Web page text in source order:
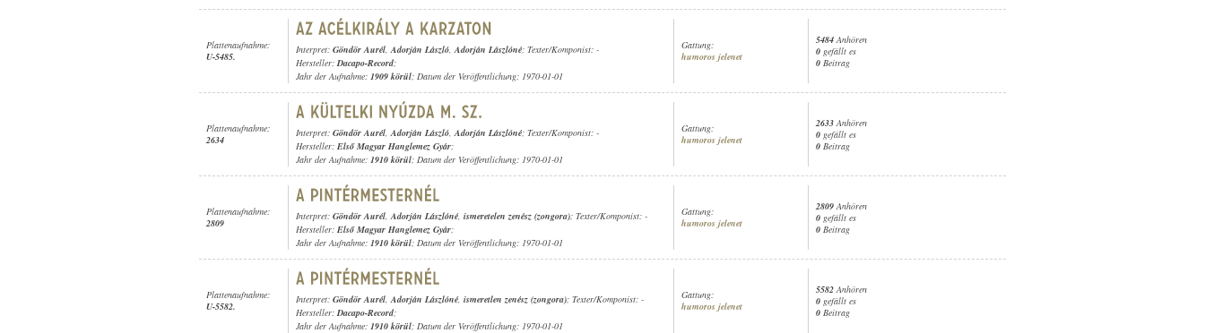
Plattenaufnahme:
U-5485.
Interpret: Göndör Aurél,Adorján László,Adorján Lászlóné; Texter/Komponist: -
Hersteller:Dacapo-Record;
Jahr der Aufnahme: 1909 körül; Datum der Veröffentlichung: 1970-01-01
Gattung:
humoros jelenet
5484 Anhören
0 gefällt es
0 Beitrag
Plattenaufnahme:
2634
Interpret: Göndör Aurél,Adorján László,Adorján Lászlóné; Texter/Komponist: -
Hersteller: Első Magyar Hanglemez Gyár;
Jahr der Aufnahme: 1910 körül; Datum der Veröffentlichung: 1970-01-01
Gattung:
humoros jelenet
2633 Anhören
0 gefällt es
0 Beitrag
Plattenaufnahme:
2809
Interpret: Göndör Aurél,Adorján Lászlóné, ismeretelen zenész (zongora); Texter/Komponist: -
Hersteller: Első Magyar Hanglemez Gyár;
Jahr der Aufnahme: 1910 körül; Datum der Veröffentlichung: 1970-01-01
Gattung:
humoros jelenet
2809 Anhören
0 gefällt es
0 Beitrag
Plattenaufnahme:
U-5582.
Interpret: Göndör Aurél,Adorján Lászlóné, ismeretlen zenész (zongora); Texter/Komponist: -
Hersteller:Dacapo-Record;
Jahr der Aufnahme: 1910 körül; Datum der Veröffentlichung: 1970-01-01
Gattung:
humoros jelenet
5582 Anhören
0 gefällt es
0 Beitrag